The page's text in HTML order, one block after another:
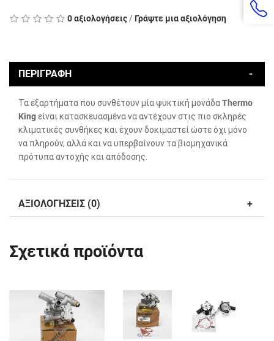
0 αξιολογήσεις/ Γράψτε μια αξιολόγηση
ΠΕΡΙΓΡΑΦΗ
Τα εξαρτήματα που συνθέτουν μία ψυκτική μονάδαThermo
Kingείναι κατασκευασμένα να αντέχουν στις πιο σκληρές
κλιματικές συνθήκες και έχουν δοκιμαστεί ώστε όχι μόνο
να πληρούν, αλλά και να υπερβαίνουν τα βιομηχανικά
πρότυπα αντοχής και απόδοσης.
ΑΞΙΟΛΟΓΗΣΕΙΣ (0)
Σχετικά προϊόντα